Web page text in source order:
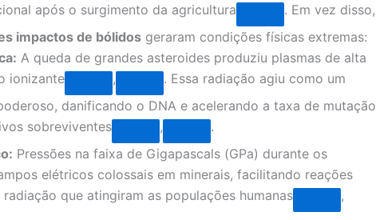
após o surgimento da agricultura
. Em vez disso,
impactos de bólidos geraram condições físicas extremas:
A queda de grandes asteroides produziu plasmas de alta
ionizante
,
. Essa radiação agiu como um
danificando o DNA e acelerando a taxa de mutação
sobreviventes
,
.
Pressões na faixa de Gigapascals (GPa) durante os
elétricos colossais em minerais, facilitando reações
que atingiram as populações humanas
,